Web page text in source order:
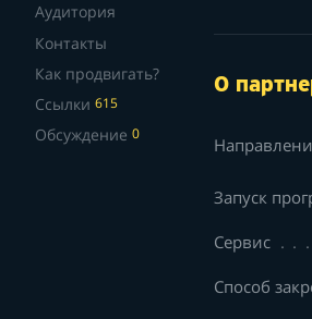
Аудитория
Контакты
Как продвигать?
Ссылки 615
Обсуждение 0
О
Запуск
Сервис
Способ